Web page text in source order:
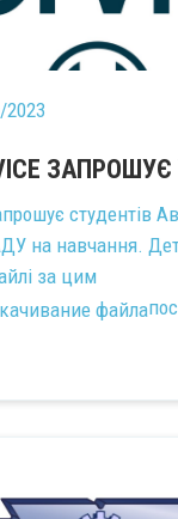
студентів
на навчання.
за цим